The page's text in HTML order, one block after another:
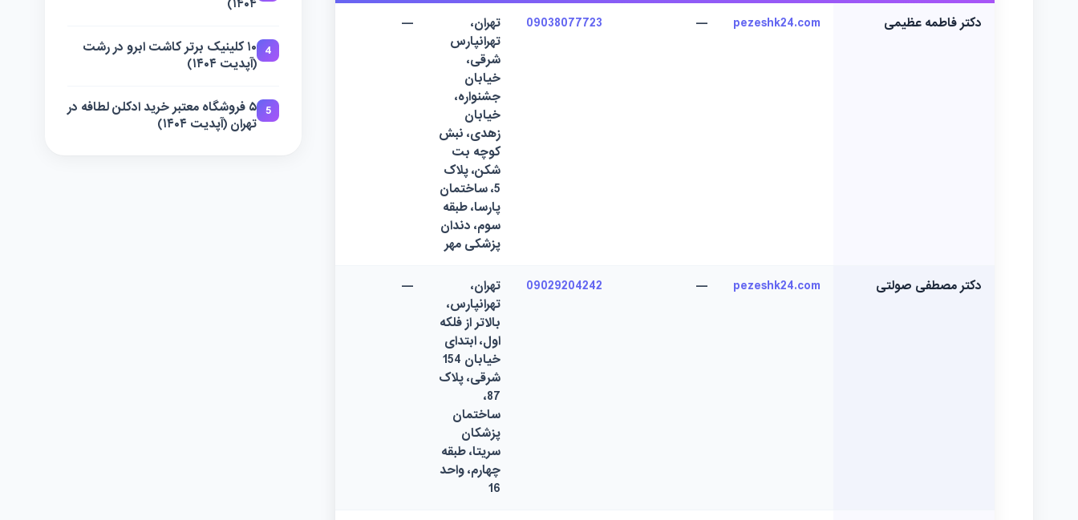
دکتر فاطمه عظیمی pezeshk24.com
—
09038077723
تهران،
تهرانپارس
شرقی،
خیابان
جشنواره،
خیابان
زهدی، نبش
کوچه بت
شکن، پلاک
5، ساختمان
پارسا، طبقه
سوم، دندان
پزشکی مهر
—
دکتر مصطفی صولتی pezeshk24.com
—
09029204242
تهران،
تهرانپارس،
بالاتر از فلکه
اول، ابتدای
خیابان 154
شرقی، پلاک
87،
ساختمان
پزشکان
سریتا، طبقه
چهارم، واحد
16
—
۱۴۰۴)
4
۱۰ کلینیک برتر کاشت ابرو در رشت
(آپدیت ۱۴۰۴)
5
۵ فروشگاه معتبر خرید ادکلن لطافه در
تهران (آپدیت ۱۴۰۴)